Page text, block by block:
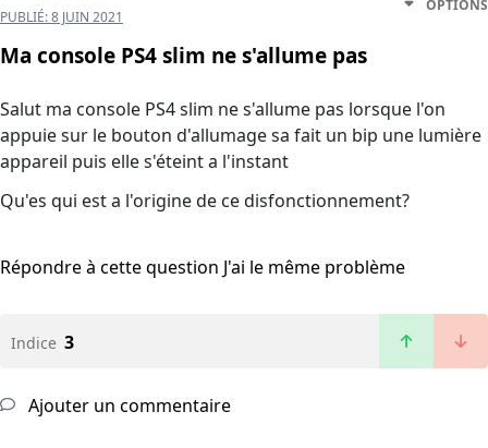
PUBLIÉ:8 JUIN 2021
OPTIONS
Ma console PS4 slim ne s'allume pas
Salut ma console PS4 slim ne s'allume pas lorsque l'on
appuie sur le bouton d'allumage sa fait un bip une lumière
appareil puis elle s'éteint a l'instant
Qu'es qui est a l'origine de ce disfonctionnement?
Répondre à cette question J'ai le même problème
Indice 3
Ajouter un commentaire